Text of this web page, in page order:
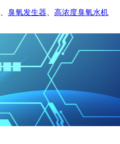
臭氧发生器 高浓度臭氧水机